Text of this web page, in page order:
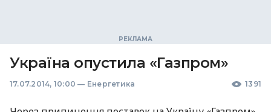
Україна опустила «Газпром»
17.07.2014, 10:00 — Енергетика 1391